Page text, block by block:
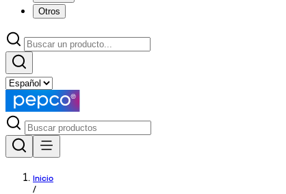
Otros
Inicio
/